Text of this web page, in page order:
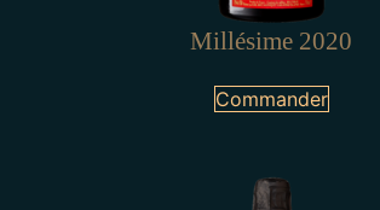
Millésime 2020
Commander